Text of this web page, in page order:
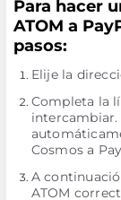
Para hacer
ATOM a
pasos:
Elije la
Completa la
intercambiar.
Cosmos a
A
ATOM